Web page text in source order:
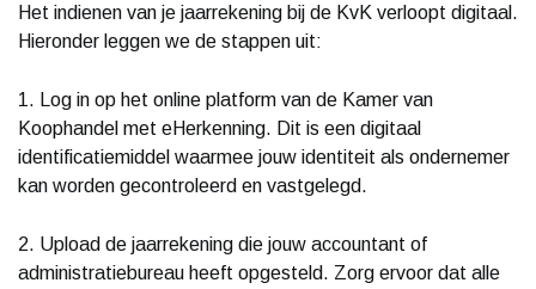
Het indienen van je jaarrekening bij de KvK verloopt digitaal.
Hieronder leggen we de stappen uit:
1. Log in op het online platform van de Kamer van
Koophandel met eHerkenning. Dit is een digitaal
identificatiemiddel waarmee jouw identiteit als ondernemer
kan worden gecontroleerd en vastgelegd.
2. Upload de jaarrekening die jouw accountant of
administratiebureau heeft opgesteld. Zorg ervoor dat alle